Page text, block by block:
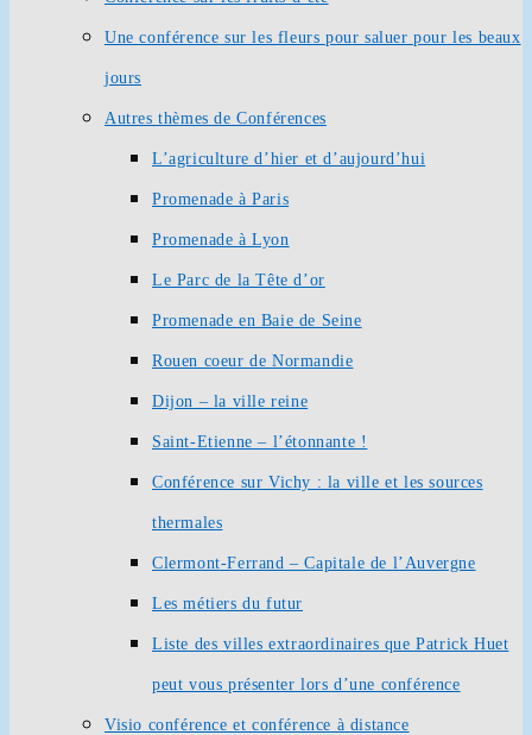
Une conférence sur les fleurs pour saluer pour les beaux
jours
Autres thèmes de Conférences
L’agriculture d’hier et d’aujourd’hui
Promenade à Paris
Promenade à Lyon
Le Parc de la Tête d’or
Promenade en Baie de Seine
Rouen coeur de Normandie
Dijon – la ville reine
Saint-Etienne – l’étonnante !
Conférence sur Vichy : la ville et les sources
thermales
Clermont-Ferrand – Capitale de l’Auvergne
Les métiers du futur
Liste des villes extraordinaires que Patrick Huet
peut vous présenter lors d’une conférence
Visio conférence et conférence à distance